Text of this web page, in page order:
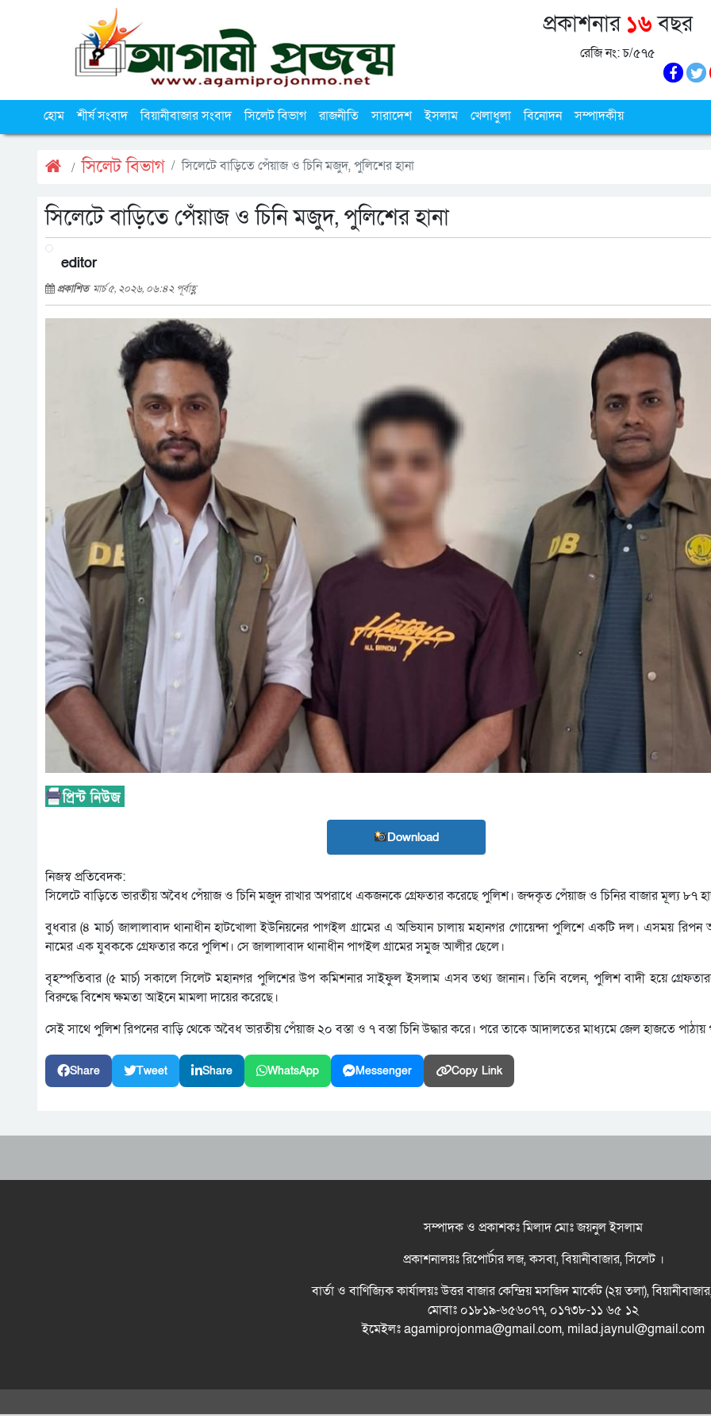
প্রকাশনার ১৬বছর
রেজি নং: চ/৫৭৫
হোম শীর্ষ সংবাদ বিয়ানীবাজার সংবাদ সিলেট বিভাগ রাজনীতি সারাদেশ ইসলাম খেলাধুলা বিনোদন সম্পাদকীয়
সিলেট বিভাগ সিলেটে বাড়িতে পেঁয়াজ ও চিনি মজুদ, পুলিশের হানা
সিলেটে বাড়িতে পেঁয়াজ ও চিনি মজুদ, পুলিশের হানা
editor
প্রকাশিত মার্চ ৫, ২০২৬, ০৬:৪২ পূর্বাহ্ণ
Download
নিজস্ব প্রতিবেদক:
সিলেটে বাড়িতে ভারতীয় অবৈধ পেঁয়াজ ও চিনি মজুদ রাখার অপরাধে একজনকে গ্রেফতার করেছে পুলিশ। জব্দকৃত পেঁয়াজ ও চিনির বাজার মূল্য ৮৭
বুধবার (৪ মার্চ) জালালাবাদ থানাধীন হাটখোলা ইউনিয়নের পাগইল গ্রামের এ অভিযান চালায় মহানগর গোয়েন্দা পুলিশে একটি দল। এসময়
নামের এক যুবককে গ্রেফতার করে পুলিশ। সে জালালাবাদ থানাধীন পাগইল গ্রামের সমুজ আলীর ছেলে।
বৃহস্পতিবার (৫ মার্চ) সকালে সিলেট মহানগর পুলিশের উপ কমিশনার সাইফুল ইসলাম এসব তথ্য জানান। তিনি বলেন, পুলিশ বাদী হয়ে
বিরুদ্ধে বিশেষ ক্ষমতা আইনে মামলা দায়ের করেছে।
সেই সাথে পুলিশ রিপনের বাড়ি থেকে অবৈধ ভারতীয় পেঁয়াজ ২০ বস্তা ও ৭ বস্তা চিনি উদ্ধার করে। পরে তাকে আদালতের মাধ্যমে জেল হাজতে পাঠায়
Share Tweet Share WhatsApp Messenger Copy Link
সম্পাদক ও প্রকাশকঃ মিলাদ মোঃ জয়নুল ইসলাম
প্রকাশনালয়ঃ রিপোর্টার লজ, কসবা, বিয়ানীবাজার, সিলেট ।
বার্তা ও বাণিজ্যিক কার্যালয়ঃ উত্তর বাজার কেন্দ্রিয় মসজিদ মার্কেট (২য় তলা),
মোবাঃ ০১৮১৯-৬৫৬০৭৭, ০১৭৩৮-১১ ৬৫ ১২
ইমেইলঃ agamiprojonma@gmail.com, milad.jaynul@gmail.com